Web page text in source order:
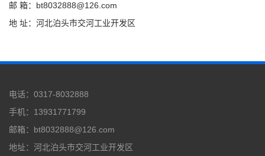
邮 箱：bt8032888@126.com
地 址：河北泊头市交河工业开发区
电话：0317-8032888
手机：13931771799
邮箱：bt8032888@126.com
地址：河北泊头市交河工业开发区